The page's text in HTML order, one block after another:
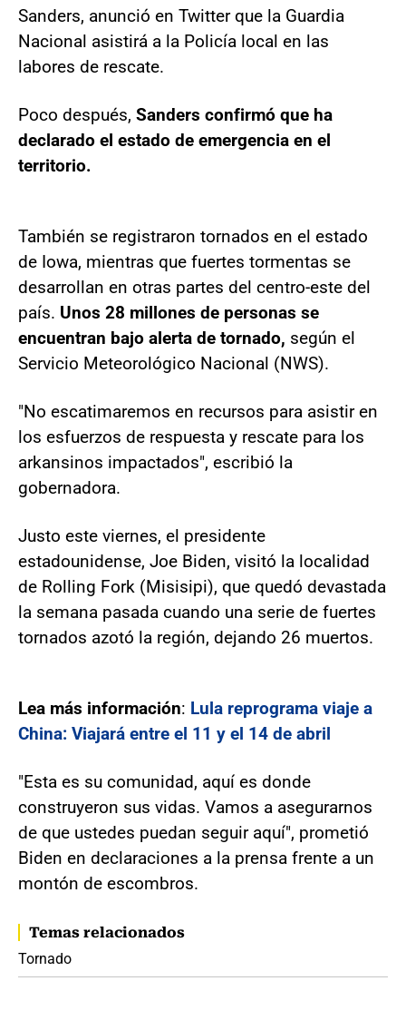
Sanders, anunció en Twitter que la Guardia
Nacional asistirá a la Policía local en las
labores de rescate.
Poco después, Sanders confirmó que ha
declarado el estado de emergencia en el
territorio.
También se registraron tornados en el estado
de Iowa, mientras que fuertes tormentas se
desarrollan en otras partes del centro-este del
país. Unos 28 millones de personas se
encuentran bajo alerta de tornado, según el
Servicio Meteorológico Nacional (NWS).
"No escatimaremos en recursos para asistir en
los esfuerzos de respuesta y rescate para los
arkansinos impactados", escribió la
gobernadora.
Justo este viernes, el presidente
estadounidense, Joe Biden, visitó la localidad
de Rolling Fork (Misisipi), que quedó devastada
la semana pasada cuando una serie de fuertes
tornados azotó la región, dejando 26 muertos.
Lea más información: Lula reprograma viaje a
China: Viajará entre el 11 y el 14 de abril
"Esta es su comunidad, aquí es donde
construyeron sus vidas. Vamos a asegurarnos
de que ustedes puedan seguir aquí", prometió
Biden en declaraciones a la prensa frente a un
montón de escombros.
Temas relacionados
Tornado